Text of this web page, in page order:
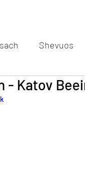
Shevuos